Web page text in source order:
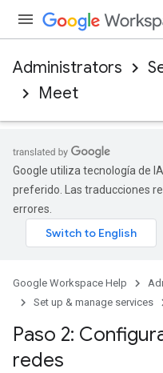
Administrators
Meet
Google utiliza tecnología de
preferido. Las traducciones
errores.
Google Workspace Help
Set up & manage services
Paso 2:
redes